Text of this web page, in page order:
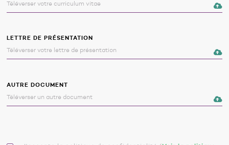
LETTRE DE PRÉSENTATION
AUTRE DOCUMENT